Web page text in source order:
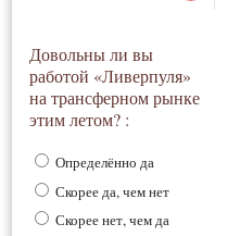
Довольны ли вы
работой «Ливерпуля»
на трансферном рынке
этим летом? :
Определённо да
Скорее да, чем нет
Скорее нет, чем да